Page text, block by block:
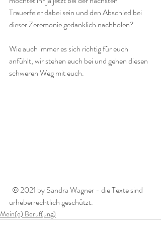
Trauerfeier dabei sein und den Abschied bei
dieser Zeremonie gedanklich nachholen?
Wie auch immer es sich richtig für euch
anfühlt, wir stehen euch bei und gehen diesen
schweren Weg mit euch.
urheberrechtlich geschützt.
Mein(e) Beruf(ung)